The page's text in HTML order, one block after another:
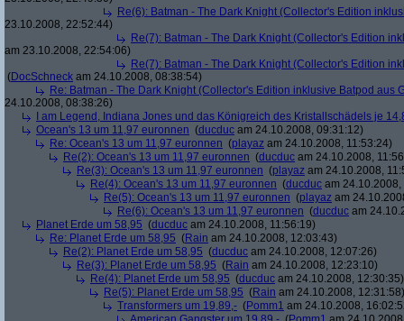
Re(6): Batman - The Dark Knight (Collector's Edition
23.10.2008, 22:52:44)
Re(7): Batman - The Dark Knight (Collector's Edition
am 23.10.2008, 22:54:06)
Re(7): Batman - The Dark Knight (Collector's Edition
(DocSchneck am 24.10.2008, 08:38:54)
Re: Batman - The Dark Knight (Collector's Edition inklusive Batpod aus
24.10.2008, 08:38:26)
I am Legend, Indiana Jones und das Königreich des Kristallschädels je
Ocean's 13 um 11,97 euronnen (ducduc am 24.10.2008, 09:31:12)
Re: Ocean's 13 um 11,97 euronnen (playaz am 24.10.2008, 11:53:24)
Re(2): Ocean's 13 um 11,97 euronnen (ducduc am 24.10.2008,
Re(3): Ocean's 13 um 11,97 euronnen (playaz am 24.10.2008,
Re(4): Ocean's 13 um 11,97 euronnen (ducduc am
Re(5): Ocean's 13 um 11,97 euronnen (playaz am
Re(6): Ocean's 13 um 11,97 euronnen (ducduc am
Planet Erde um 58,95 (ducduc am 24.10.2008, 11:56:19)
Re: Planet Erde um 58,95 (Rain am 24.10.2008, 12:03:43)
Re(2): Planet Erde um 58,95 (ducduc am 24.10.2008, 12:07:26)
Re(3): Planet Erde um 58,95 (Rain am 24.10.2008, 12:23:10)
Re(4): Planet Erde um 58,95 (ducduc am 24.10.2008, 12:30:35)
Re(5): Planet Erde um 58,95 (Rain am 24.10.2008, 12:31:58)
Transformers um 19,89,- (Pomm1 am 24.10.2008,